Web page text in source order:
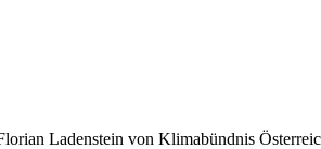
Ladenstein von Klimabündnis